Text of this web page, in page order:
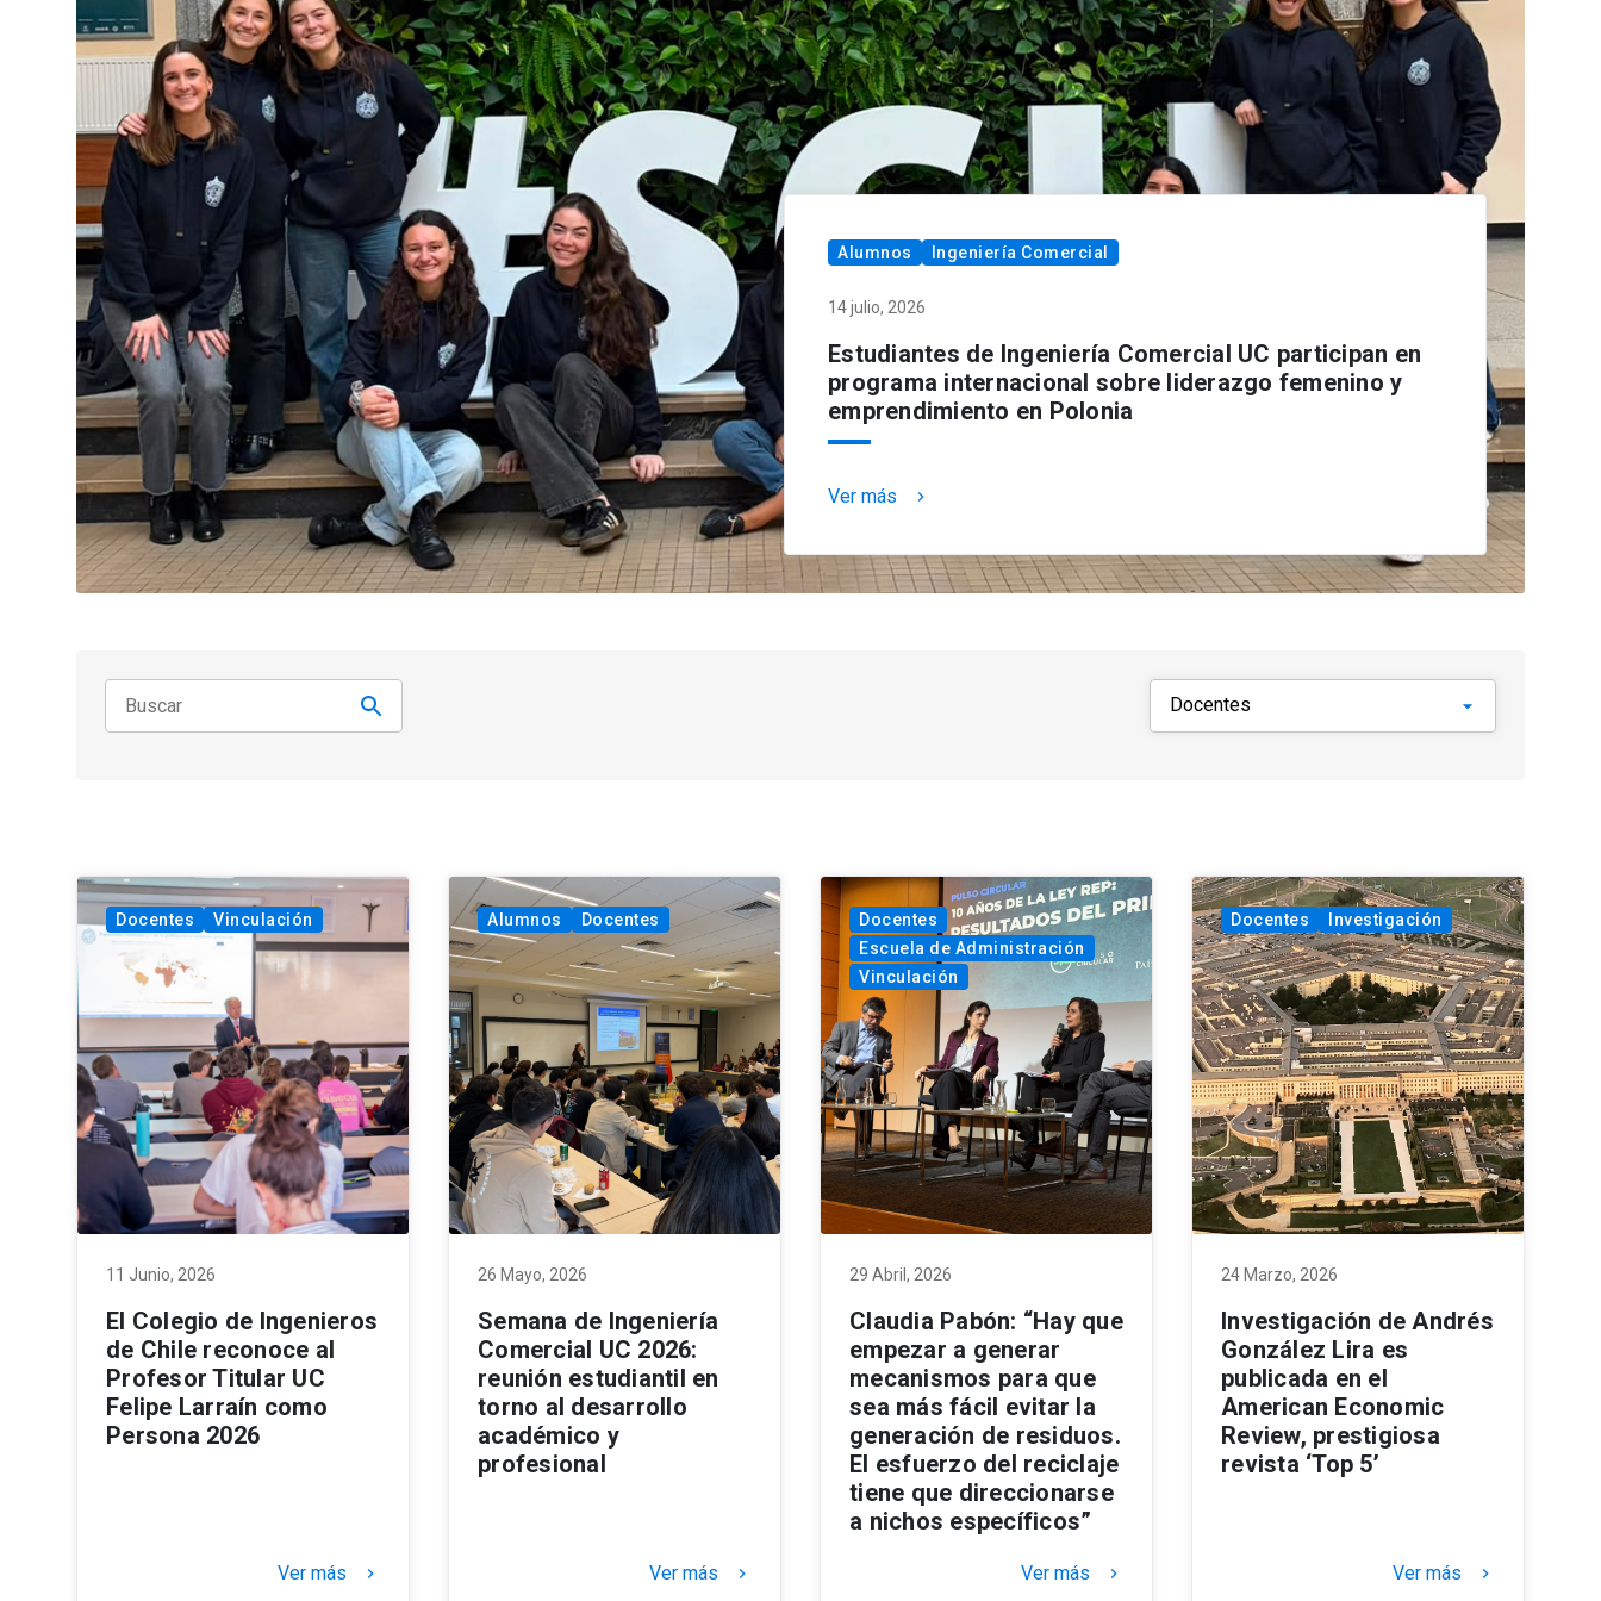
Alumnos Ingeniería Comercial
14 julio, 2026
Estudiantes de Ingeniería Comercial UC participan en
programa internacional sobre liderazgo femenino y
emprendimiento en Polonia
Ver más keyboard_arrow_right
Docentes Vinculación
11 Junio, 2026
El Colegio de Ingenieros
de Chile reconoce al
Profesor Titular UC
Felipe Larraín como
Persona 2026
Ver más keyboard_arrow_right
Alumnos Docentes
26 Mayo, 2026
Semana de Ingeniería
Comercial UC 2026:
reunión estudiantil en
torno al desarrollo
académico y
profesional
Ver más keyboard_arrow_right
Docentes
Escuela de Administración
Vinculación
29 Abril, 2026
Claudia Pabón: “Hay que
empezar a generar
mecanismos para que
sea más fácil evitar la
generación de residuos.
El esfuerzo del reciclaje
tiene que direccionarse
a nichos específicos”
Ver más keyboard_arrow_right
Docentes Investigación
24 Marzo, 2026
Investigación de Andrés
González Lira es
publicada en el
American Economic
Review, prestigiosa
revista ‘Top 5’
Ver más keyboard_arrow_right